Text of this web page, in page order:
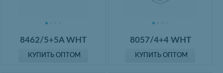
8462/5+5A WHT
КУПИТЬ ОПТОМ
8057/4+4 WHT
КУПИТЬ ОПТОМ